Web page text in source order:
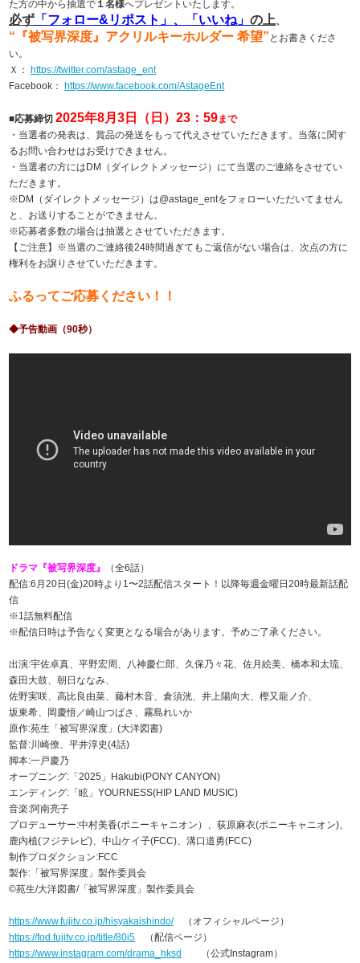
た方の中から抽選で １名様へプレゼントいたします。
必ず 「フォロー&リポスト」、「いいね」の上、
“『被写界深度』アクリルキーホルダー希望” とお書きくださ
い。
Ｘ：https://twitter.com/astage_ent
Facebook：https://www.facebook.com/AstageEnt
■応募締切2025年8月3日（日）23：59まで
・当選者の発表は、賞品の発送をもって代えさせていただきます。当落に関す
るお問い合わせはお受けできません。
・当選者の方にはDM（ダイレクトメッセージ）にて当選のご連絡をさせてい
ただきます。
※DM（ダイレクトメッセージ）は@astage_entをフォローいただいてません
と、お送りすることができません。
※応募者多数の場合は抽選とさせていただきます。
【ご注意】※当選のご連絡後24時間過ぎてもご返信がない場合は、次点の方に
権利をお譲りさせていただきます。
ふるってご応募ください！！
◆予告動画（90秒）
ドラマ『被写界深度』
（全6話）
配信:6月20日(金)20時より1〜2話配信スタート！以降毎週金曜日20時最新話配
信
※1話無料配信
※配信日時は予告なく変更となる場合があります。予めご了承ください。
出演:宇佐卓真、平野宏周、八神慶仁郎、久保乃々花、佐月絵美、橋本和太琉、
森田大鼓、朝日ななみ、
佐野実咲、高比良由菜、藤村木音、倉須洸、井上陽向大、樫又龍ノ介、
坂東希、岡慶悟／崎山つばさ、霧島れいか
原作:苑生「被写界深度」(大洋図書)
監督:川崎僚、平井淳史(4話)
脚本:一戸慶乃
オープニング:「2025」Hakubi(PONY CANYON)
エンディング:「眩」YOURNESS(HIP LAND MUSIC)
音楽:阿南亮子
プロデューサー:中村美香(ポニーキャニオン）、荻原麻衣(ポニーキャニオン)、
鹿内植(フジテレビ)、中山ケイ子(FCC)、溝口道勇(FCC)
制作プロダクション:FCC
製作:「被写界深度」製作委員会
©苑生/大洋図書/「被写界深度」製作委員会
https://www.fujitv.co.jp/hisyakaishindo/（オフィシャルページ）
https://fod.fujitv.co.jp/title/80i5 （配信ページ）
https://www.instagram.com/drama_hksd
（公式Instagram）